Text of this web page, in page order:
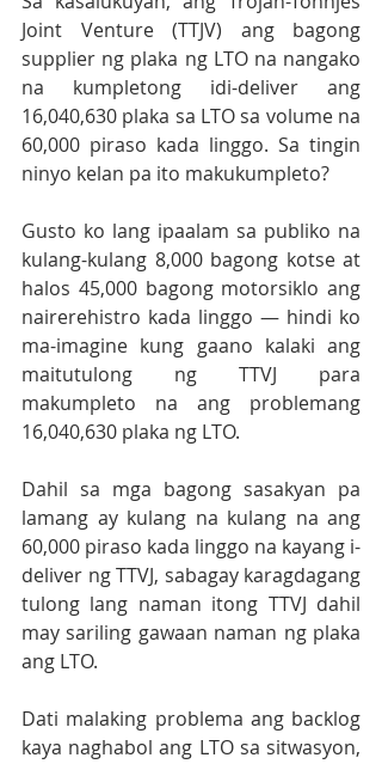
Joint Venture (TTJV) ang bagong
supplier ng plaka ng LTO na nangako
na kumpletong idi-deliver ang
16,040,630 plaka sa LTO sa volume na
60,000 piraso kada linggo. Sa tingin
ninyo kelan pa ito makukumpleto?
Gusto ko lang ipaalam sa publiko na
kulang-kulang 8,000 bagong kotse at
halos 45,000 bagong motorsiklo ang
nairerehistro kada linggo — hindi ko
ma-imagine kung gaano kalaki ang
maitutulong ng TTVJ para
makumpleto na ang problemang
16,040,630 plaka ng LTO.
Dahil sa mga bagong sasakyan pa
lamang ay kulang na kulang na ang
60,000 piraso kada linggo na kayang i-
deliver ng TTVJ, sabagay karagdagang
tulong lang naman itong TTVJ dahil
may sariling gawaan naman ng plaka
ang LTO.
Dati malaking problema ang backlog
kaya naghabol ang LTO sa sitwasyon,